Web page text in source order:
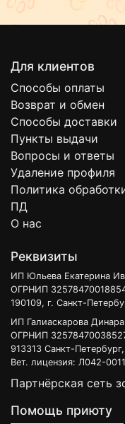
Для клиентов
Способы оплаты
Возврат и обмен
Способы доставки
Пункты выдачи
Вопросы и ответы
Удаление профиля
Политика
ПД
О нас
Реквизиты
ИП Юльева Екатерина
ОГРНИП
190109, г. Санкт-
ИП Галиаскарова
ОГРНИП
913313 Санкт-
Вет. лицензия: Л042-
Партнёрская сеть
Помощь приюту